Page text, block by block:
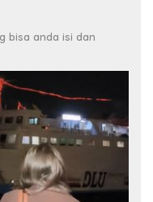
bisa anda isi dan